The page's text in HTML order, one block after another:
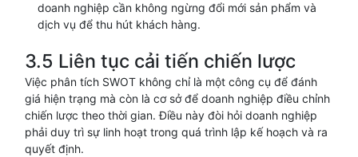
doanh nghiệp cần không ngừng đổi mới sản phẩm và
dịch vụ để thu hút khách hàng.
3.5 Liên tục cải tiến chiến lược
Việc phân tích SWOT không chỉ là một công cụ để đánh
giá hiện trạng mà còn là cơ sở để doanh nghiệp điều chỉnh
chiến lược theo thời gian. Điều này đòi hỏi doanh nghiệp
phải duy trì sự linh hoạt trong quá trình lập kế hoạch và ra
quyết định.